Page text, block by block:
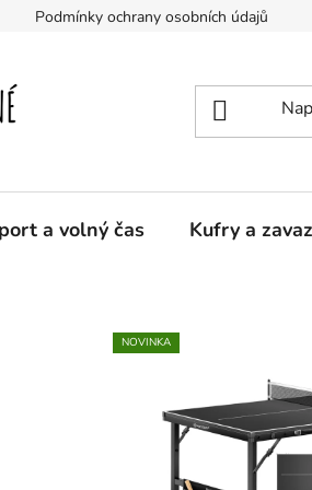
Podmínky ochrany osobních údajů
a volný čas Kufry a
NOVINKA